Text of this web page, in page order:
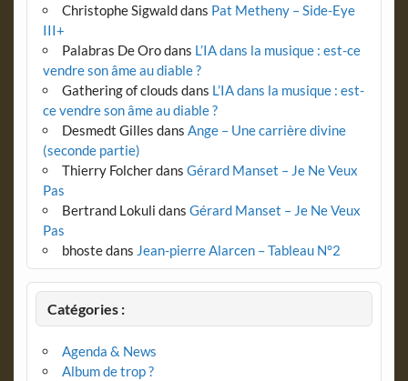
Christophe Sigwalddans Pat Metheny – Side-Eye
III+
Palabras De Orodans L’IA dans la musique : est-ce
vendre son âme au diable ?
Gathering of clouds dans L’IA dans la musique : est-
ce vendre son âme au diable ?
Desmedt Gilles dans Ange – Une carrière divine
(seconde partie)
Thierry Folcherdans Gérard Manset – Je Ne Veux
Pas
Bertrand Lokuli dans Gérard Manset – Je Ne Veux
Pas
bhostedans Jean-pierre Alarcen – Tableau N°2
Catégories :
Agenda & News
Album de trop ?